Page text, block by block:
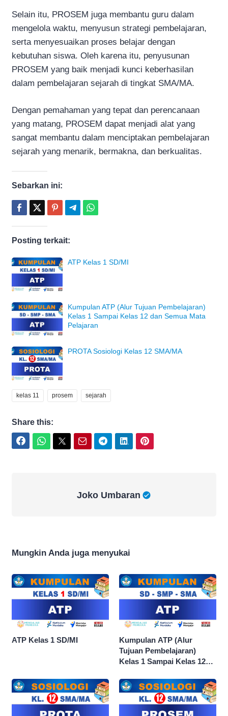
Selain itu, PROSEM juga membantu guru dalam
mengelola waktu, menyusun strategi pembelajaran,
serta menyesuaikan proses belajar dengan
kebutuhan siswa. Oleh karena itu, penyusunan
PROSEM yang baik menjadi kunci keberhasilan
dalam pembelajaran sejarah di tingkat SMA/MA.
Dengan pemahaman yang tepat dan perencanaan
yang matang, PROSEM dapat menjadi alat yang
sangat membantu dalam menciptakan pembelajaran
sejarah yang menarik, bermakna, dan berkualitas.
Sebarkan ini:
Posting terkait:
ATP Kelas 1 SD/MI
Kumpulan ATP (Alur Tujuan Pembelajaran)
Kelas 1 Sampai Kelas 12 dan Semua Mata
Pelajaran
PROTA Sosiologi Kelas 12 SMA/MA
kelas 11 prosem sejarah
Share this:
Joko Umbaran
Mungkin Anda juga menyukai
ATP Kelas 1 SD/MI
Kumpulan ATP (Alur
Tujuan Pembelajaran)
Kelas 1 Sampai Kelas 12